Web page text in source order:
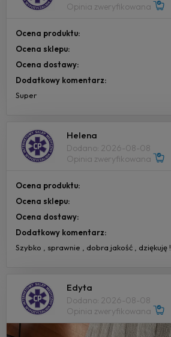
Opinia zweryfikowana
Ocena produktu:
Ocena sklepu:
Ocena dostawy:
Dodatkowy komentarz:
Super
Helena
Dodano: 2026-08-08
Opinia zweryfikowana
Ocena produktu:
Ocena sklepu:
Ocena dostawy:
Dodatkowy komentarz:
Szybko , sprawnie , dobra jakość , dziękuję !
Edyta
Dodano: 2026-08-08
Opinia zweryfikowana